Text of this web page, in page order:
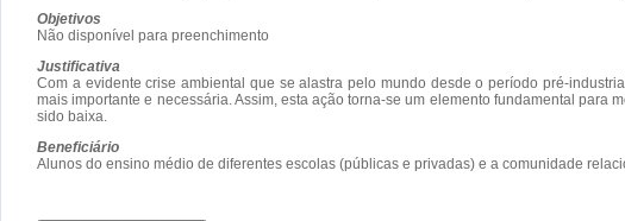
Objetivos
Não disponível para preenchimento
Justificativa
Com a evidente crise ambiental que se alastra pelo mundo desde o período pré-
mais importante e necessária. Assim, esta ação torna-se um elemento fundamental
sido baixa.
Beneficiário
Alunos do ensino médio de diferentes escolas (públicas e privadas) e a comunidade